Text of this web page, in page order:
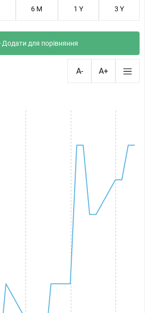
6 M 1 Y 3 Y
Додати для порівняння
A- A+